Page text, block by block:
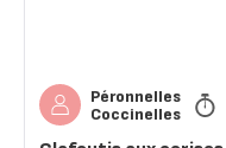
Péronnelles
Coccinelles